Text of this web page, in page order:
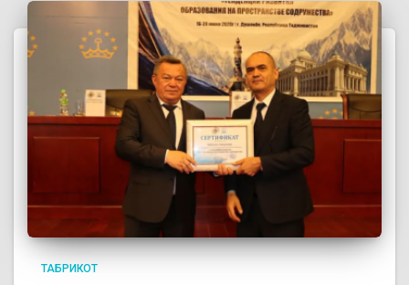
ТАБРИКОТ